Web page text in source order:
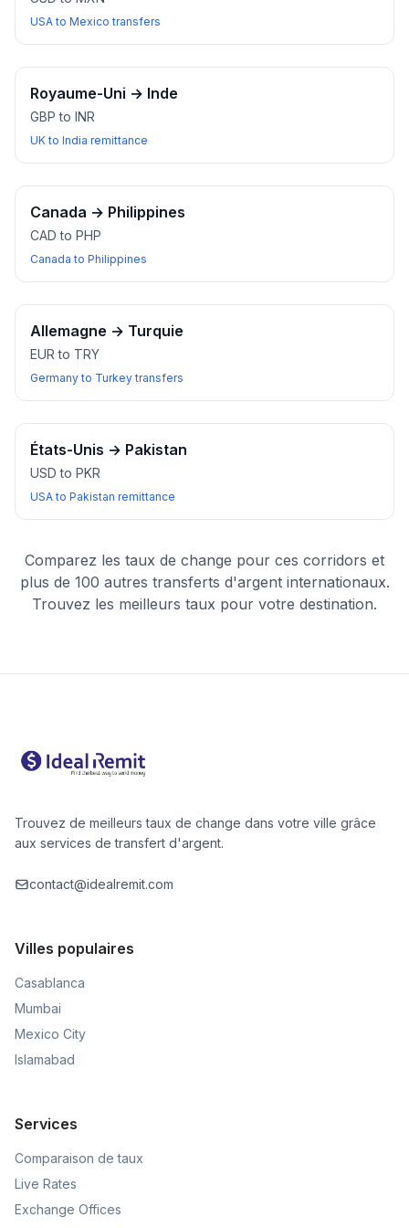
USA to Mexico transfers
Royaume-Uni → Inde
GBP to INR
UK to India remittance
Canada → Philippines
CAD to PHP
Canada to Philippines
Allemagne → Turquie
EUR to TRY
Germany to Turkey transfers
États-Unis → Pakistan
USD to PKR
USA to Pakistan remittance
Comparez les taux de change pour ces corridors et
plus de 100 autres transferts d'argent internationaux.
Trouvez les meilleurs taux pour votre destination.
Trouvez de meilleurs taux de change dans votre ville grâce
aux services de transfert d'argent.
contact@idealremit.com
Villes populaires
Casablanca
Mumbai
Mexico City
Islamabad
Services
Comparaison de taux
Live Rates
Exchange Offices